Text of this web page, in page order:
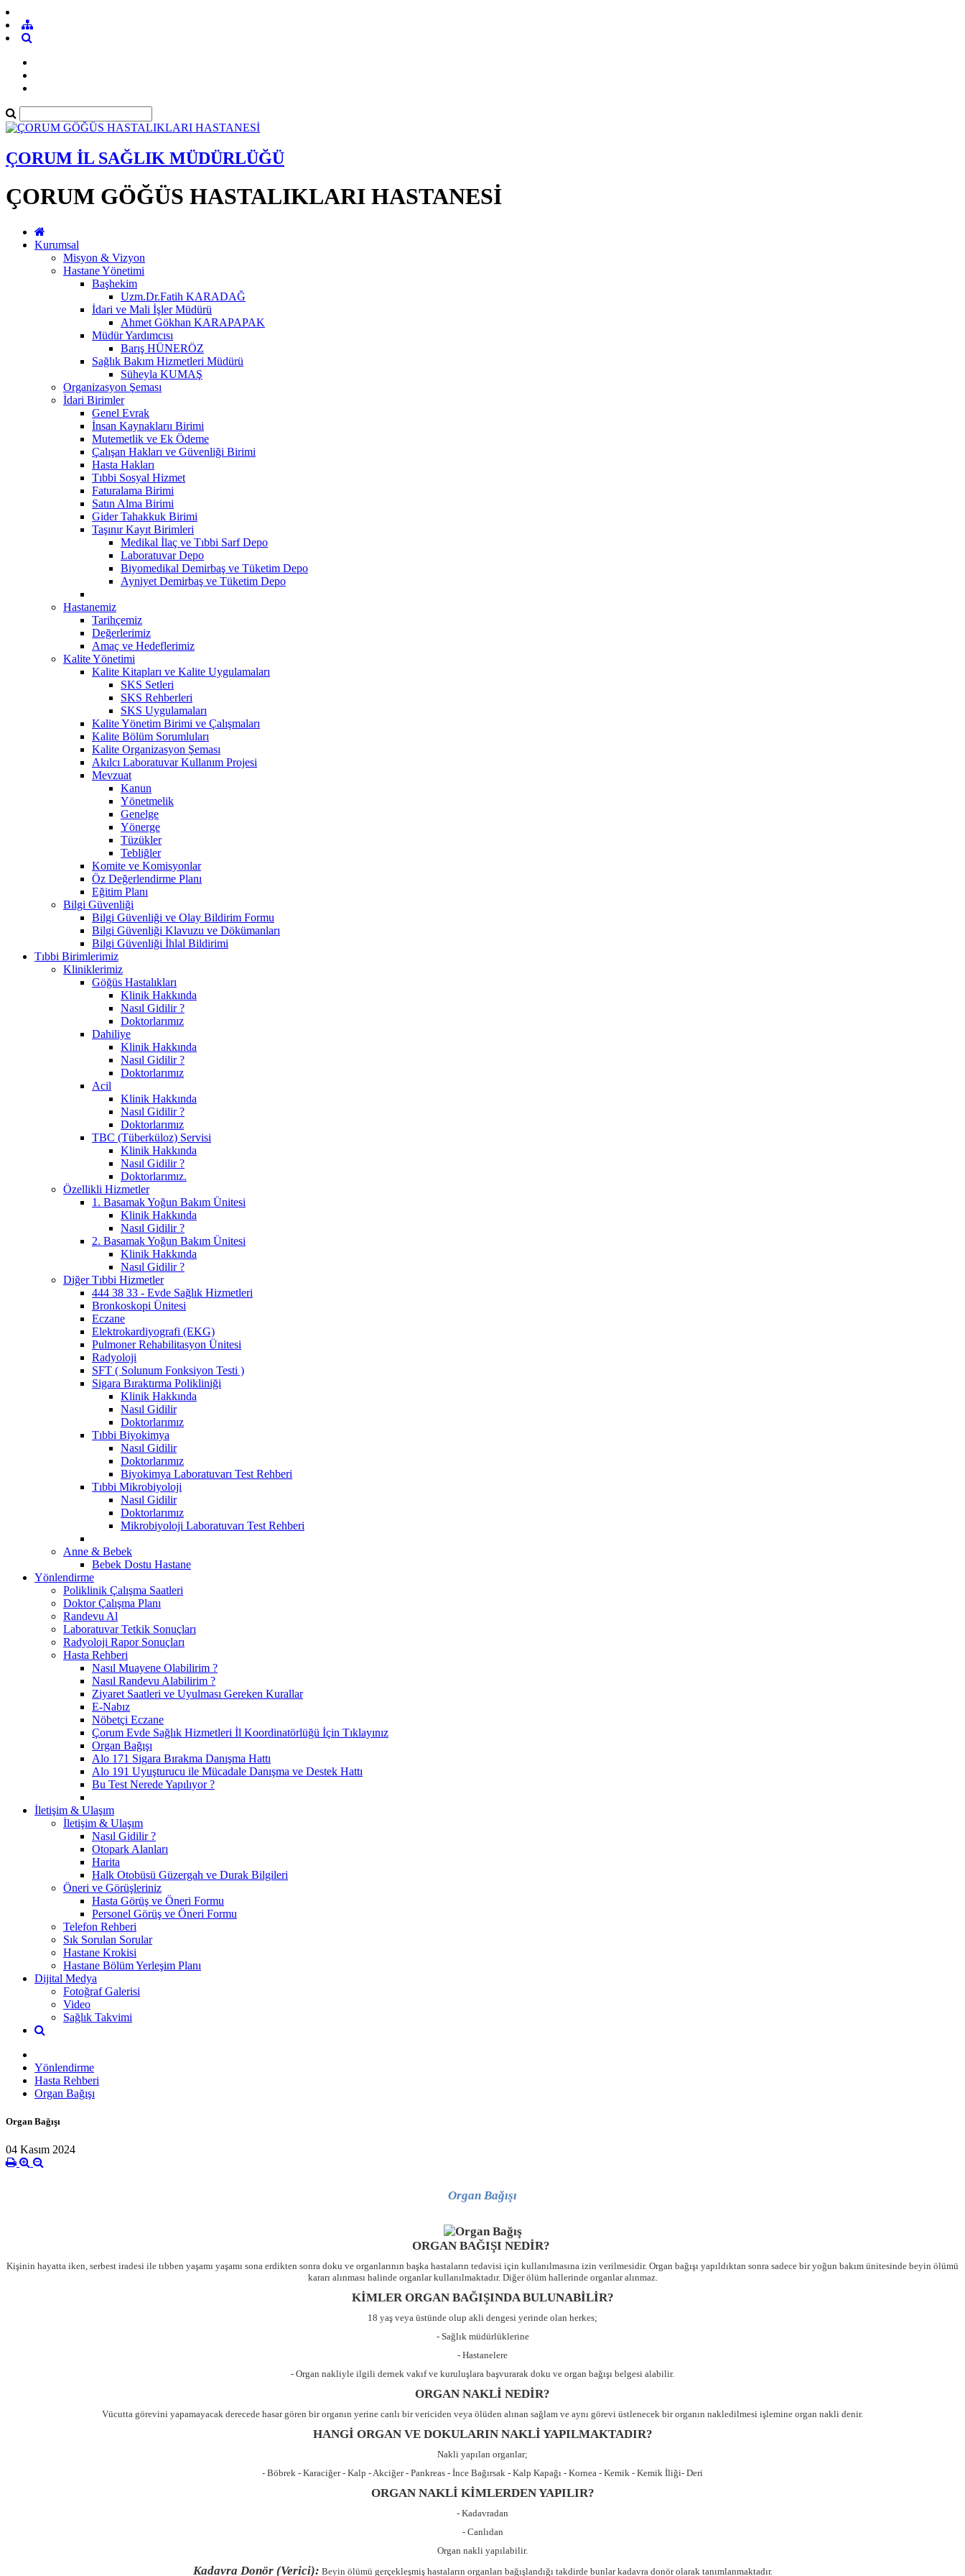
ÇORUM İL SAĞLIK MÜDÜRLÜĞÜ
ÇORUM GÖĞÜS HASTALIKLARI HASTANESİ
Kurumsal
Misyon & Vizyon
Hastane Yönetimi
Başhekim
Uzm.Dr.Fatih KARADAĞ
İdari ve Mali İşler Müdürü
Ahmet Gökhan KARAPAPAK
Müdür Yardımcısı
Barış HÜNERÖZ
Sağlık Bakım Hizmetleri Müdürü
Süheyla KUMAŞ
Organizasyon Şeması
İdari Birimler
Genel Evrak
İnsan Kaynaklarıı Birimi
Mutemetlik ve Ek Ödeme
Çalışan Hakları ve Güvenliği Birimi
Hasta Hakları
Tıbbi Sosyal Hizmet
Faturalama Birimi
Satın Alma Birimi
Gider Tahakkuk Birimi
Taşınır Kayıt Birimleri
Medikal İlaç ve Tıbbi Sarf Depo
Laboratuvar Depo
Biyomedikal Demirbaş ve Tüketim Depo
Ayniyet Demirbaş ve Tüketim Depo
Hastanemiz
Tarihçemiz
Değerlerimiz
Amaç ve Hedeflerimiz
Kalite Yönetimi
Kalite Kitapları ve Kalite Uygulamaları
SKS Setleri
SKS Rehberleri
SKS Uygulamaları
Kalite Yönetim Birimi ve Çalışmaları
Kalite Bölüm Sorumluları
Kalite Organizasyon Şeması
Akılcı Laboratuvar Kullanım Projesi
Mevzuat
Kanun
Yönetmelik
Genelge
Yönerge
Tüzükler
Tebliğler
Komite ve Komisyonlar
Öz Değerlendirme Planı
Eğitim Planı
Bilgi Güvenliği
Bilgi Güvenliği ve Olay Bildirim Formu
Bilgi Güvenliği Klavuzu ve Dökümanları
Bilgi Güvenliği İhlal Bildirimi
Tıbbi Birimlerimiz
Kliniklerimiz
Göğüs Hastalıkları
Klinik Hakkında
Nasıl Gidilir ?
Doktorlarımız
Dahiliye
Klinik Hakkında
Nasıl Gidilir ?
Doktorlarımız
Acil
Klinik Hakkında
Nasıl Gidilir ?
Doktorlarımız
TBC (Tüberküloz) Servisi
Klinik Hakkında
Nasıl Gidilir ?
Doktorlarımız.
Özellikli Hizmetler
1. Basamak Yoğun Bakım Ünitesi
Klinik Hakkında
Nasıl Gidilir ?
2. Basamak Yoğun Bakım Ünitesi
Klinik Hakkında
Nasıl Gidilir ?
Diğer Tıbbi Hizmetler
444 38 33 - Evde Sağlık Hizmetleri
Bronkoskopi Ünitesi
Eczane
Elektrokardiyografi (EKG)
Pulmoner Rehabilitasyon Ünitesi
Radyoloji
SFT ( Solunum Fonksiyon Testi )
Sigara Bıraktırma Polikliniği
Klinik Hakkında
Nasıl Gidilir
Doktorlarımız
Tıbbi Biyokimya
Nasıl Gidilir
Doktorlarımız
Biyokimya Laboratuvarı Test Rehberi
Tıbbi Mikrobiyoloji
Nasıl Gidilir
Doktorlarımız
Mikrobiyoloji Laboratuvarı Test Rehberi
Anne & Bebek
Bebek Dostu Hastane
Yönlendirme
Poliklinik Çalışma Saatleri
Doktor Çalışma Planı
Randevu Al
Laboratuvar Tetkik Sonuçları
Radyoloji Rapor Sonuçları
Hasta Rehberi
Nasıl Muayene Olabilirim ?
Nasıl Randevu Alabilirim ?
Ziyaret Saatleri ve Uyulması Gereken Kurallar
E-Nabız
Nöbetçi Eczane
Çorum Evde Sağlık Hizmetleri İl Koordinatörlüğü İçin Tıklayınız
Organ Bağışı
Alo 171 Sigara Bırakma Danışma Hattı
Alo 191 Uyuşturucu ile Mücadale Danışma ve Destek Hattı
Bu Test Nerede Yapılıyor ?
İletişim & Ulaşım
İletişim & Ulaşım
Nasıl Gidilir ?
Otopark Alanları
Harita
Halk Otobüsü Güzergah ve Durak Bilgileri
Öneri ve Görüşleriniz
Hasta Görüş ve Öneri Formu
Personel Görüş ve Öneri Formu
Telefon Rehberi
Sık Sorulan Sorular
Hastane Krokisi
Hastane Bölüm Yerleşim Planı
Dijital Medya
Fotoğraf Galerisi
Video
Sağlık Takvimi
Yönlendirme
Hasta Rehberi
Organ Bağışı
Organ Bağışı
04 Kasım 2024
Organ Bağışı
ORGAN BAĞIŞI NEDİR?
Kişinin hayatta iken, serbest iradesi ile tıbben yaşamı yaşamı sona erdikten sonra doku ve organlarının başka hastaların tedavisi için kullanılmasına izin verilmesidir. Organ bağışı yapıldıktan sonra sadece bir yoğun bakım ünitesinde beyin ölümü
kararı alınması halinde organlar kullanılmaktadır. Diğer ölüm hallerinde organlar alınmaz.
KİMLER ORGAN BAĞIŞINDA BULUNABİLİR?
18 yaş veya üstünde olup akli dengesi yerinde olan herkes;
- Sağlık müdürlüklerine
- Hastanelere
- Organ nakliyle ilgili dernek vakıf ve kuruluşlara başvurarak doku ve organ bağışı belgesi alabilir.
ORGAN NAKLİ NEDİR?
Vücutta görevini yapamayacak derecede hasar gören bir organın yerine canlı bir vericiden veya ölüden alınan sağlam ve aynı görevi üstlenecek bir organın nakledilmesi işlemine organ nakli denir.
HANGİ ORGAN VE DOKULARIN NAKLİ YAPILMAKTADIR?
Nakli yapılan organlar;
- Böbrek - Karaciğer - Kalp - Akciğer - Pankreas - İnce Bağırsak - Kalp Kapağı - Kornea - Kemik - Kemik İliği- Deri
ORGAN NAKLİ KİMLERDEN YAPILIR?
- Kadavradan
- Canlıdan
Organ nakli yapılabilir.
Kadavra Donör (Verici): Beyin ölümü gerçekleşmiş hastaların organları bağışlandığı takdirde bunlar kadavra donör olarak tanımlanmaktadır.